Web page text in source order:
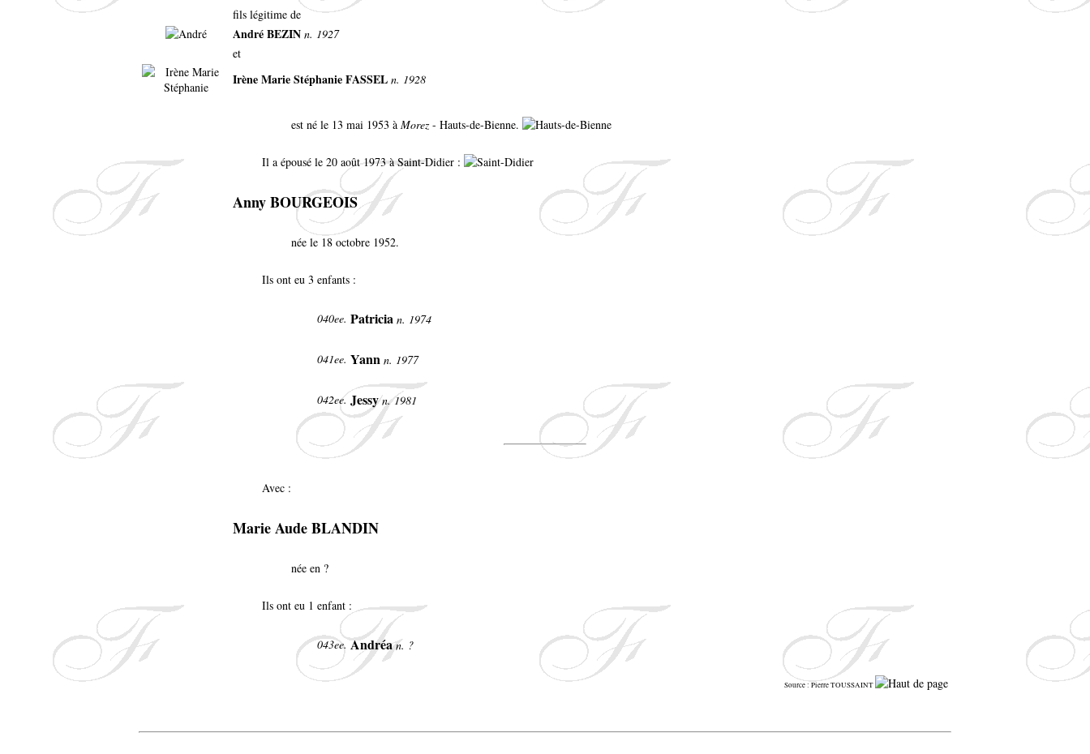
fils légitime de
André BEZIN n. 1927
et
Irène Marie Stéphanie FASSEL n. 1928
est né le 13 mai 1953 à Morez- Hauts-de-Bienne.
Il a épousé le 20 août 1973 à Saint-Didier :
Anny BOURGEOIS
née le 18 octobre 1952.
Ils ont eu 3 enfants :
040ee. Patricia n. 1974
041ee. Yann n. 1977
042ee. Jessyn. 1981
Avec :
Marie Aude BLANDIN
née en ?
Ils ont eu 1 enfant :
043ee. Andréan. ?
Source : Pierre TOUSSAINT